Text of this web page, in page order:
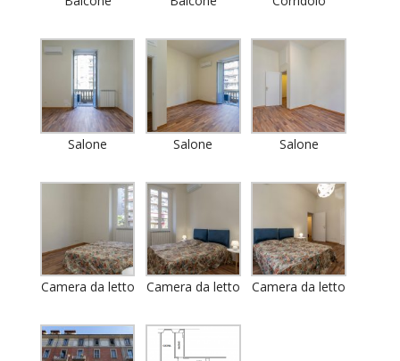
Salone Salone Salone
Camera da letto Camera da letto Camera da letto